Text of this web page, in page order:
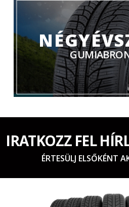
IRATKOZZ FEL
ÉRTESÜLJ ELSŐKÉNT